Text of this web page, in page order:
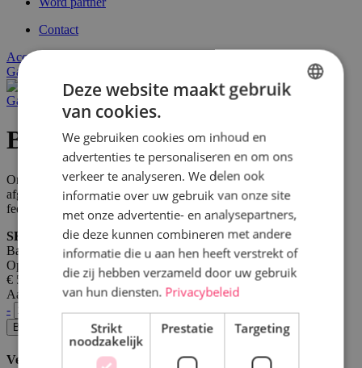
Contact
Account
Ga naar het einde van de afbeeldingen-gallerij
Ga naar het begin van de afbeeldingen-gallerij
Bailey's bells
Onweerstaanbare combinatie van romige Baileys ijs en vanille-ijs
afgewerkt met fluweelzachte chocoladespiegel, koffielikeur en
feestelijke jingle bells.
SKU
Baileys_bells
Op voorraad
€ 50,00
Aantal
-
+
Bestel
Verpakking
Deze website maakt gebruik
van cookies.
We gebruiken cookies om inhoud en
advertenties te personaliseren en om ons
verkeer te analyseren. We delen ook
informatie over uw gebruik van onze site
met onze advertentie- en analysepartners,
die deze kunnen combineren met andere
informatie die u aan hen heeft verstrekt of
die zij hebben verzameld door uw gebruik
van hun diensten. Privacybeleid
Strikt
noodzakelijk
Prestatie Targeting